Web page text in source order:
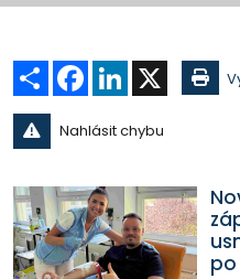
Sdílet Facebook
LinkedIn
Nahlásit chybu